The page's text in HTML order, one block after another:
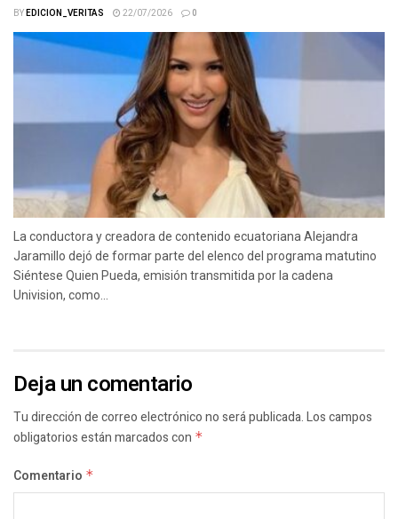
BYEDICION_VERITAS 22/07/2026 0
La conductora y creadora de contenido ecuatoriana Alejandra
Jaramillo dejó de formar parte del elenco del programa matutino
Siéntese Quien Pueda, emisión transmitida por la cadena
Univision, como...
Deja un comentario
Tu dirección de correo electrónico no será publicada.Los campos
obligatorios están marcados con *
Comentario *